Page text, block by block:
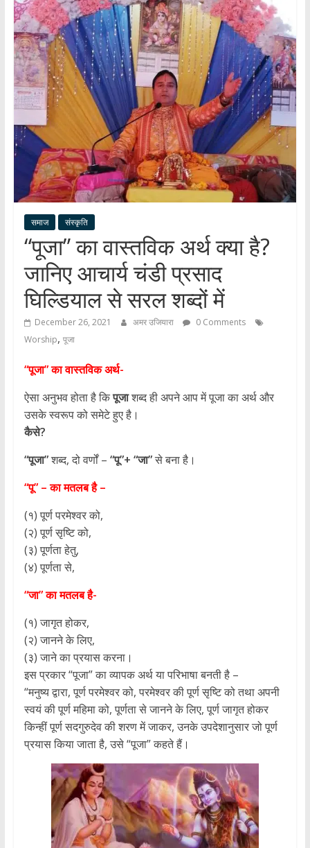
हर
खबर
।
सच्ची
खबर
।
सबकी
खबर
समाज संस्कृति
“पूजा” का वास्तविक अर्थ क्या है?
जानिए आचार्य चंडी प्रसाद
घिल्डियाल से सरल शब्दों में
December 26, 2021 अमर उजियारा
0 Comments
Worship, पूजा
“पूजा” का वास्तविक अर्थ-
ऐसा अनुभव होता है किपूजाशब्द ही अपने आप में पूजा का अर्थ और
उसके स्वरूप को समेटे हुए है।
कैसे?
“पूजा”शब्द, दो वर्णों – “पू”+ “जा”से बना है।
“पू” – का मतलब है –
(१) पूर्ण परमेश्वर को,
(२) पूर्ण सृष्टि को,
(३) पूर्णता हेतु,
(४) पूर्णता से,
“जा” का मतलब है-
(१) जागृत होकर,
(२) जानने के लिए,
(३) जाने का प्रयास करना।
इस प्रकार “पूजा” का व्यापक अर्थ या परिभाषा बनती है –
“मनुष्य द्वारा, पूर्ण परमेश्वर को, परमेश्वर की पूर्ण सृष्टि को तथा अपनी
स्वयं की पूर्ण महिमा को, पूर्णता से जानने के लिए, पूर्ण जागृत होकर
किन्हीं पूर्ण सदगुरुदेव की शरण में जाकर, उनके उपदेशानुसार जो पूर्ण
प्रयास किया जाता है, उसे “पूजा” कहते हैं।